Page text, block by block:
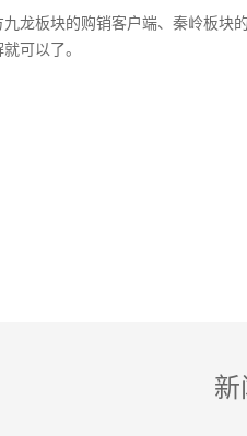
龙板块的购销客户端、秦岭板
可以了。
新